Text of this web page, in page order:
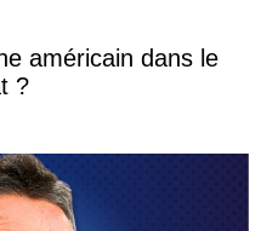
américain dans le
?